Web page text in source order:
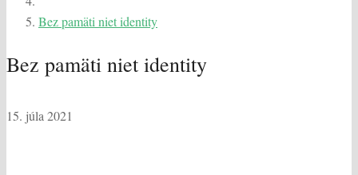
Bez pamäti niet identity
Bez pamäti niet identity
15. júla 2021